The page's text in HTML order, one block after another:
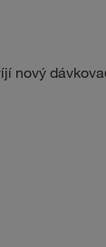
nový